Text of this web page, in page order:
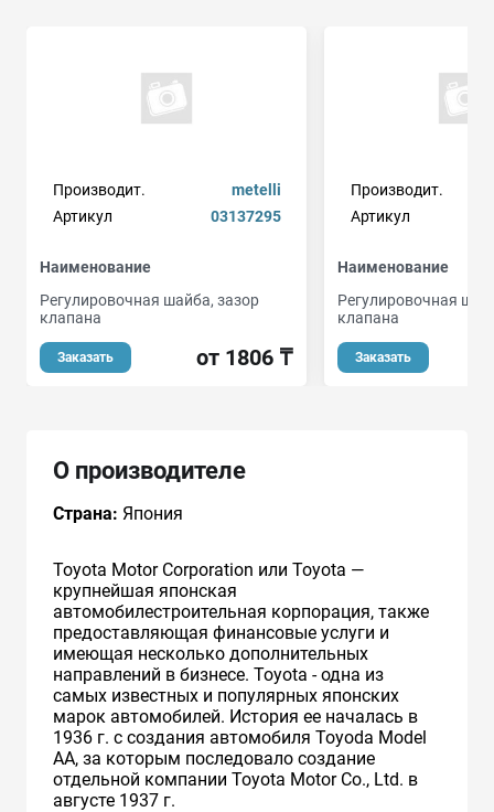
Производит.
metelli
Артикул
03137295
Наименование
Регулировочная шайба, зазор
клапана
Заказать от 1806 ₸
Производит.
Артикул
Наименование
Регулировочная
клапана
Заказать
О производителе
Страна: Япония
Toyota Motor Corporation или Toyota —
крупнейшая японская
автомобилестроительная корпорация, также
предоставляющая финансовые услуги и
имеющая несколько дополнительных
направлений в бизнесе. Toyota - одна из
самых известных и популярных японских
марок автомобилей. История ее началась в
1936 г. с создания автомобиля Toyoda Model
AA, за которым последовало создание
отдельной компании Toyota Motor Co., Ltd. в
августе 1937 г.